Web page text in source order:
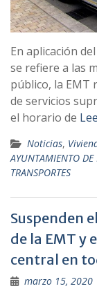
En aplicación
se refiere a las
público, la EMT
de servicios
el horario de
Noticias,
AYUNTAMIENTO DE
TRANSPORTES
Suspenden
de la EMT y
central en
marzo 15, 2020